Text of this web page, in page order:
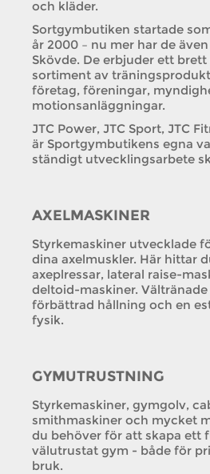
och kläder.
Sortgymbutiken startade
år 2000 – nu mer har de
Skövde. De erbjuder ett
sortiment av
företag, föreningar,
motionsanläggningar.
JTC Power, JTC Sport, JTC
är Sportgymbutikens egna
ständigt utvecklingsarbete
AXELMASKINER
Styrkemaskiner utvecklade
dina axelmuskler. Här hittar
axeplressar, lateral raise-
deltoid-maskiner. Vältränade
förbättrad hållning och en
fysik.
GYMUTRUSTNING
Styrkemaskiner, gymgolv,
smithmaskiner och mycket
du behöver för att skapa ett
välutrustat gym - både för
bruk.